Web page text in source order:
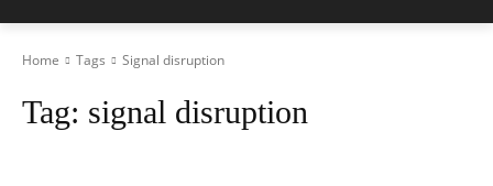
Home Tags Signal disruption
Tag: signal disruption